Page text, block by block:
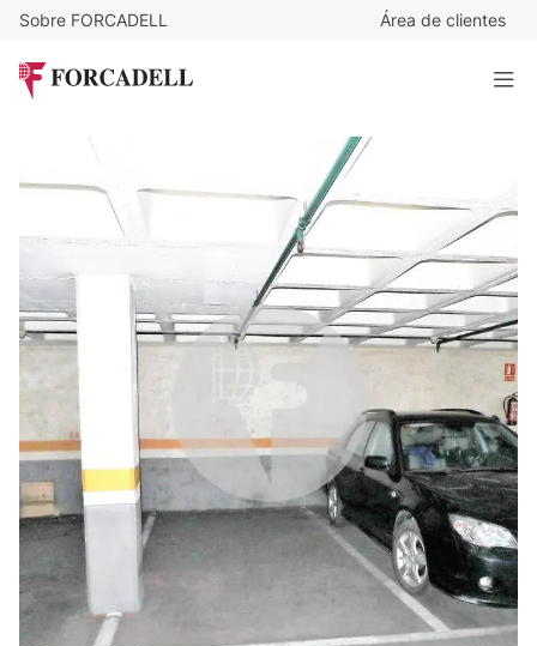
Sobre FORCADELL Área de clientes
19.000
Corts de la ciudad de Barcelona.